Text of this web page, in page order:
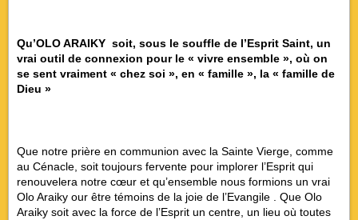
Qu’OLO ARAIKY soit, sous le souffle de l’Esprit Saint, un
vrai outil de connexion pour le « vivre ensemble », où on
se sent vraiment « chez soi », en « famille », la « famille de
Dieu »
Que notre prière en communion avec la Sainte Vierge, comme
au Cénacle, soit toujours fervente pour implorer l’Esprit qui
renouvelera notre cœur et qu’ensemble nous formions un vrai
Olo Araiky our être témoins de la joie de l’Evangile . Que Olo
Araiky soit avec la force de l’Esprit un centre, un lieu où toutes